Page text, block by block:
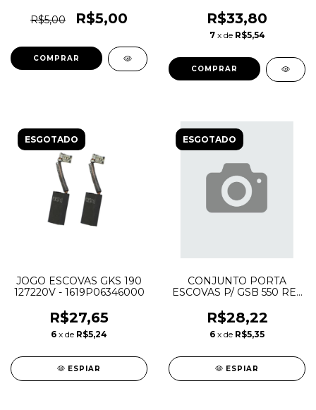
R$5,00
R$5,00 R$33,80
7 x de R$5,54
ESGOTADO
JOGO ESCOVAS GKS 190
127220V - 1619P06346000
R$27,65
6 x de R$5,24
ESPIAR
ESGOTADO
CONJUNTO PORTA
ESCOVAS P/ GSB 550 RE -
R$28,22
6 x de R$5,35
ESPIAR